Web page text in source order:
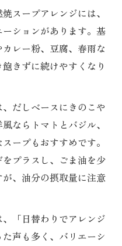
スープアレンジには、
ションがあります。基
レー粉、豆腐、春雨な
きずに続けやすくなり
だしベースにきのこや
ならトマトとバジル、
ープもおすすめです。
プラスし、ごま油を少
、油分の摂取量に注意
「日替わりでアレンジ
声も多く、バリエーシ